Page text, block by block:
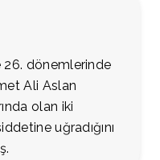
26. dönemlerinde
Ali Aslan
olan iki
uğradığını